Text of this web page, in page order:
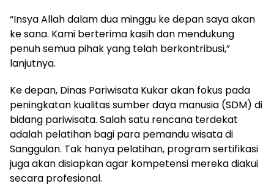
“Insya Allah dalam dua minggu ke depan saya akan
ke sana. Kami berterima kasih dan mendukung
penuh semua pihak yang telah berkontribusi,”
lanjutnya.
Ke depan, Dinas Pariwisata Kukar akan fokus pada
peningkatan kualitas sumber daya manusia (SDM) di
bidang pariwisata. Salah satu rencana terdekat
adalah pelatihan bagi para pemandu wisata di
Sanggulan. Tak hanya pelatihan, program sertifikasi
juga akan disiapkan agar kompetensi mereka diakui
secara profesional.